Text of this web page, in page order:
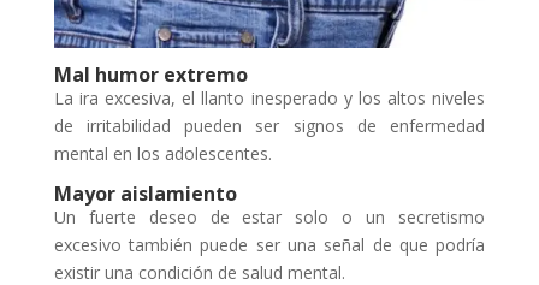
Mal humor extremo
La ira excesiva, el llanto inesperado y los altos niveles
de irritabilidad pueden ser signos de enfermedad
mental en los adolescentes.
Mayor aislamiento
Un fuerte deseo de estar solo o un secretismo
excesivo también puede ser una señal de que podría
existir una condición de salud mental.